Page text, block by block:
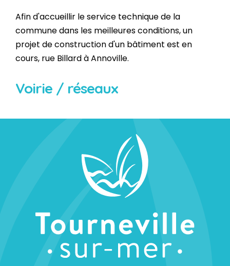
Afin d'accueillir le service technique de la
commune dans les meilleures conditions, un
projet de construction d'un bâtiment est en
cours, rue Billard à Annoville.
Voirie / réseaux